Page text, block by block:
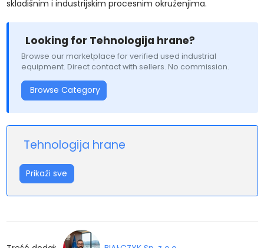
skladišnim i industrijskim procesnim okruženjima.
Looking for Tehnologija hrane?
Browse our marketplace for verified used industrial
equipment. Direct contact with sellers. No commission.
Browse Category
Tehnologija hrane
Prikaži sve